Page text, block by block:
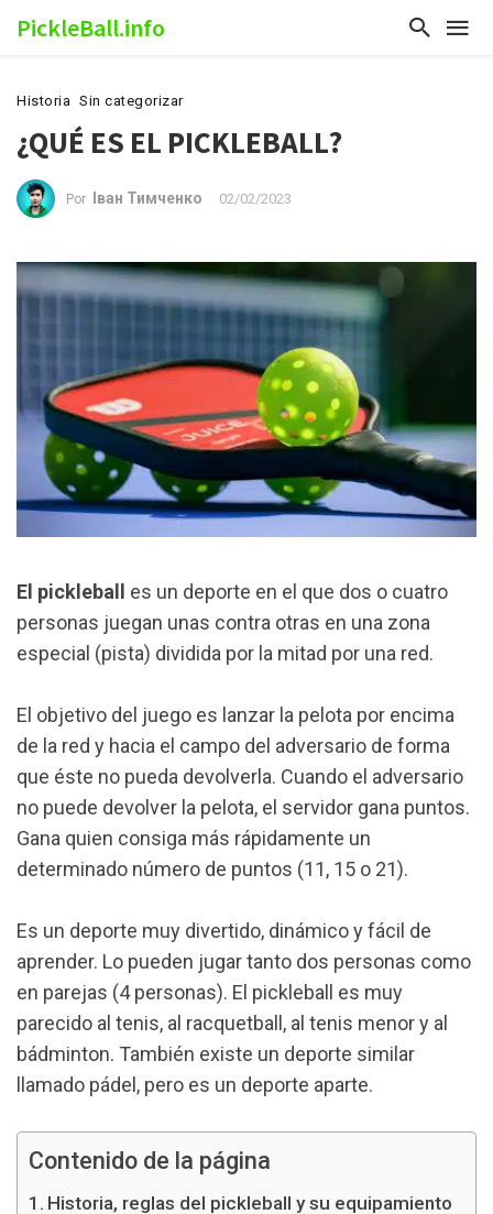
PickleBall.info
Historia Sin categorizar
¿QUÉ ES EL PICKLEBALL?
Por Іван Тимченко 02/02/2023
El pickleball
es un deporte en el que dos o cuatro
personas juegan unas contra otras en una zona
especial (pista) dividida por la mitad por una red.
El objetivo del juego es lanzar la pelota por encima
de la red y hacia el campo del adversario de forma
que éste no pueda devolverla. Cuando el adversario
no puede devolver la pelota, el servidor gana puntos.
Gana quien consiga más rápidamente un
determinado número de puntos (11, 15 o 21).
Es un deporte muy divertido, dinámico y fácil de
aprender. Lo pueden jugar tanto dos personas como
en parejas (4 personas). El pickleball es muy
parecido al tenis, al racquetball, al tenis menor y al
bádminton. También existe un deporte similar
llamado pádel, pero es un deporte aparte.
Contenido de la página
Historia, reglas del pickleball y su equipamiento